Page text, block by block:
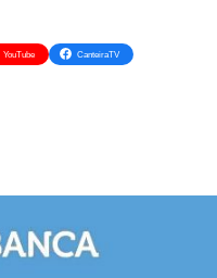
YouTube CanteiraTV